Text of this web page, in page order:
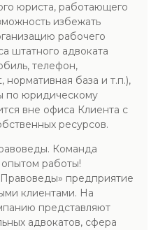
юриста, работающего
избежать
рабочего
штатного адвоката
телефон,
база и т.п.),
по юридическому
вне офиса Клиента с
ресурсов.
Команда
работы!
предприятие
клиентами. На
представляют
адвокатов, сфера